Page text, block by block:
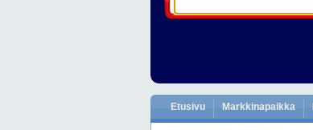
Etusivu Markkinapaikka